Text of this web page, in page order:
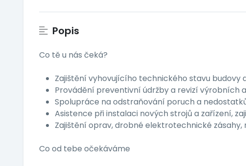
Popis
Co tě u nás čeká?
Zajištění vyhovujícího technického stavu budovy
Provádění preventivní údržby a revizí výrobních
Spolupráce na odstraňování poruch a
Asistence při instalaci nových strojů a zařízení,
Zajištění oprav, drobné elektrotechnické
Co od tebe očekáváme